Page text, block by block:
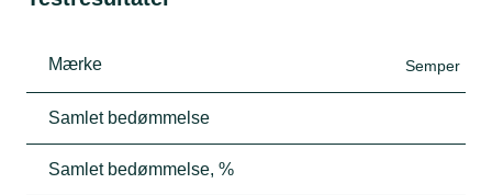
Mærke Semper
Samlet bedømmelse
Samlet bedømmelse, %